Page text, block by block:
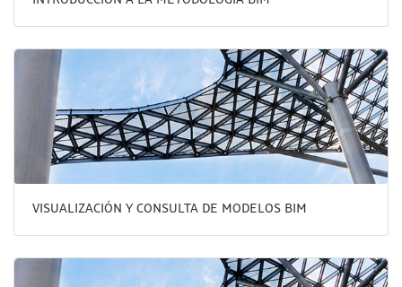
VISUALIZACIÓN Y CONSULTA DE MODELOS BIM